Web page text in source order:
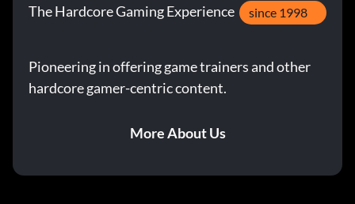
The Hardcore Gaming Experience since 1998
Pioneering in offering game trainers and other
hardcore gamer-centric content.
More About Us